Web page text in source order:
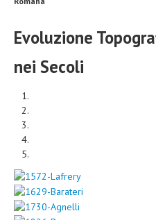
Evoluzione
nei Secoli